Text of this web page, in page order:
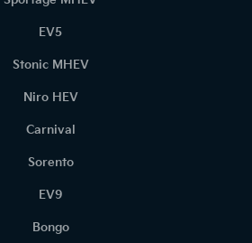
EV5
Stonic MHEV
Niro HEV
Carnival
Sorento
EV9
Bongo